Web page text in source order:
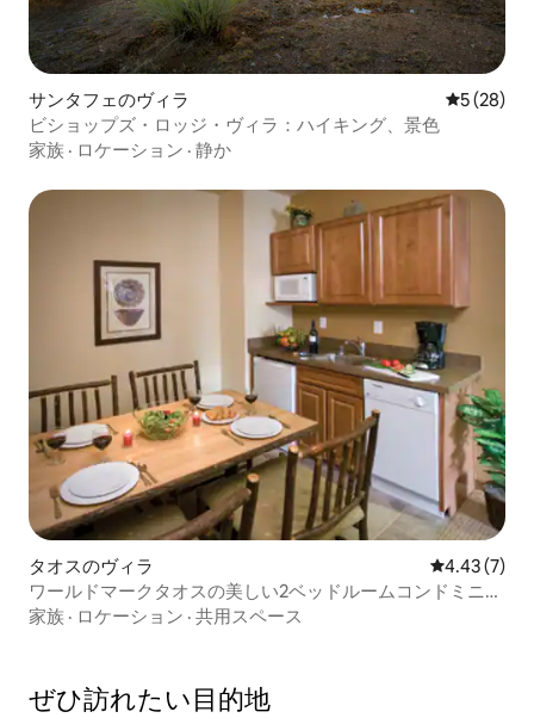
サンタフェのヴィラ レビュー
5 (28)
ビショップズ・ロッジ・ヴィラ：ハイキング、景色
家族 · ロケーション · 静か
タオスのヴィラ レビュー7
4.43 (7)
ワールドマークタオスの美しい2ベッドルームコンドミニア
ム
家族 · ロケーション · 共用スペース
ぜひ訪⁠れ⁠た⁠い目⁠的⁠地